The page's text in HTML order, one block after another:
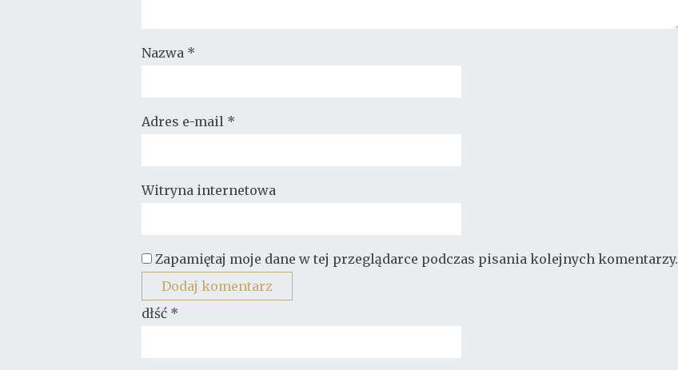
Nazwa *
Adres e-mail *
Witryna internetowa
Zapamiętaj moje dane w tej przeglądarce podczas pisania kolejnych komentarzy.
dłść *